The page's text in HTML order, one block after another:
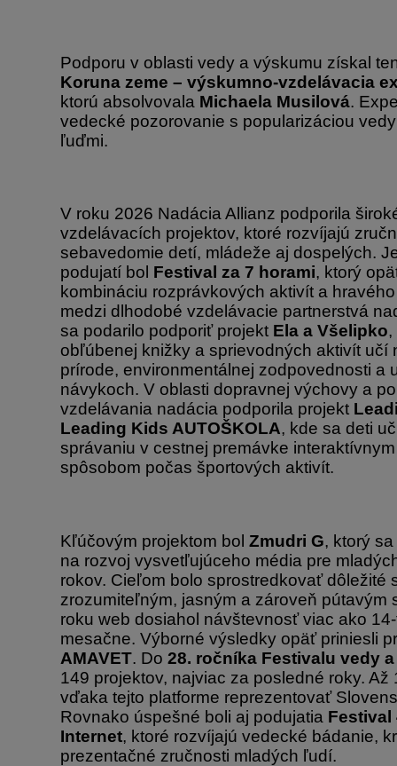
Podporu v oblasti vedy a výskumu získal
Koruna zeme – výskumno-vzdelávacia
ktorú absolvovala Michaela Musilová.
vedecké pozorovanie s popularizáciou
ľuďmi.
V roku 2026 Nadácia Allianz podporila
vzdelávacích projektov, ktoré rozvíjajú
sebavedomie detí, mládeže aj dospelých.
podujatí bol Festival za 7 horami, ktorý
kombináciu rozprávkových aktivít a
medzi dlhodobé vzdelávacie partnerstvá
sa podarilo podporiť projekt Ela a Všelipko,
obľúbenej knižky a sprievodných aktivít učí
prírode, environmentálnej zodpovednosti a
návykoch. V oblasti dopravnej výchovy a
vzdelávania nadácia podporila projekt
Leading Kids AUTOŠKOLA, kde sa deti
správaniu v cestnej premávke
spôsobom počas športových aktivít.
Kľúčovým projektom bol Zmudri G, ktorý
na rozvoj vysvetľujúceho média pre
rokov. Cieľom bolo sprostredkovať dôležité
zrozumiteľným, jasným a zároveň pútavým
roku web dosiahol návštevnosť viac ako
mesačne. Výborné výsledky opäť priniesli
AMAVET. Do 28. ročníka Festivalu vedy
149 projektov, najviac za posledné roky. Až
vďaka tejto platforme reprezentovať
Rovnako úspešné boli aj podujatia Festival
Internet, ktoré rozvíjajú vedecké bádanie,
prezentačné zručnosti mladých ľudí.